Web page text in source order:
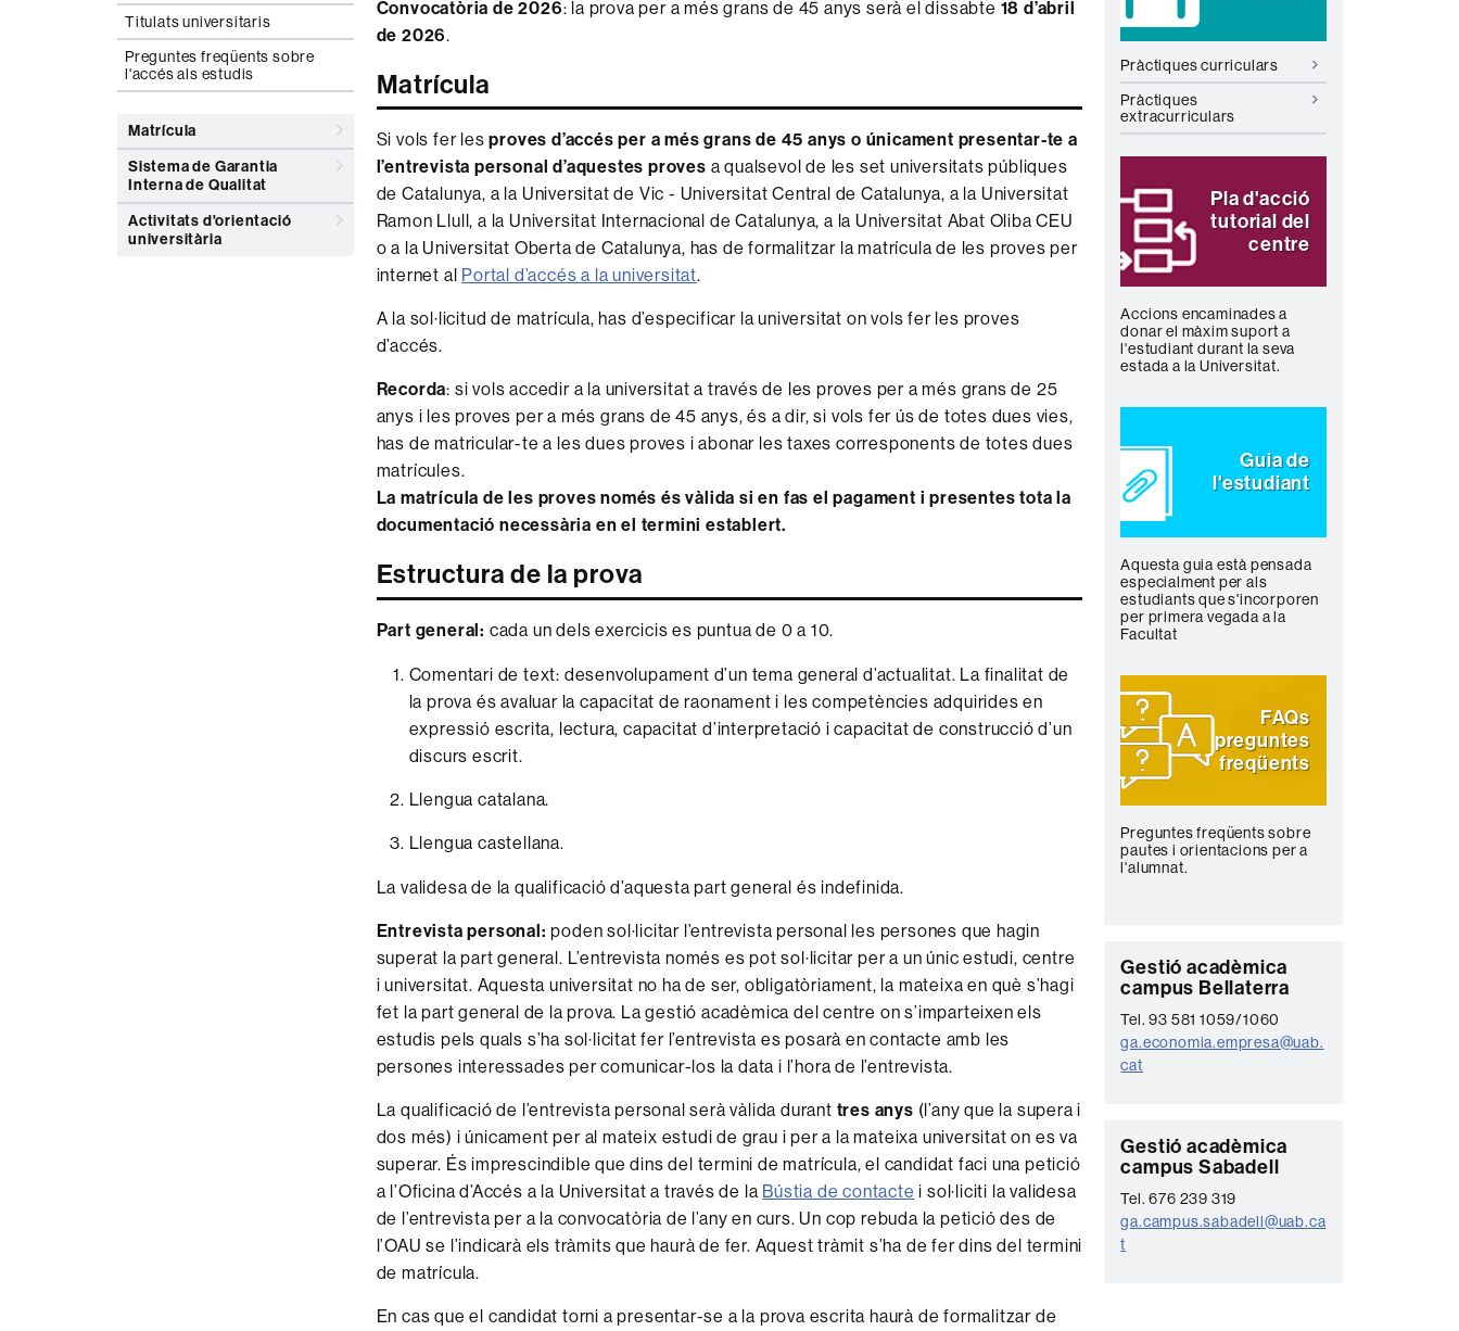
Titulats universitaris
Preguntes freqüents sobre
l'accés als estudis
Matrícula
Sistema de Garantia
Interna de Qualitat
Activitats d'orientació
universitària
Convocatòria de 2026: la prova per a més grans de 45 anys serà el dissabte 18 d’abril
de 2026.
Matrícula
Si vols fer lesproves d’accés per a més grans de 45 anys o únicament presentar-te a
l’entrevista personal d’aquestes proves a qualsevol de les set universitats públiques
de Catalunya, a la Universitat de Vic - Universitat Central de Catalunya, a la Universitat
Ramon Llull, a la Universitat Internacional de Catalunya, a la Universitat Abat Oliba CEU
o a la Universitat Oberta de Catalunya, has de formalitzar la matrícula de les proves per
internet al Portal d’accés a la universitat.
A la sol·licitud de matrícula, has d’especificar la universitat on vols fer les proves
d’accés.
Recorda: si vols accedir a la universitat a través de les proves per a més grans de 25
anys i les proves per a més grans de 45 anys, és a dir, si vols fer ús de totes dues vies,
has de matricular-te a les dues proves i abonar les taxes corresponents de totes dues
matrícules.
La matrícula de les proves només és vàlida si en fas el pagament i presentes tota la
documentació necessària en el termini establert.
Estructura de la prova
Part general: cada un dels exercicis es puntua de 0 a 10.
Comentari de text: desenvolupament d’un tema general d’actualitat. La finalitat de
la prova és avaluar la capacitat de raonament i les competències adquirides en
expressió escrita, lectura, capacitat d’interpretació i capacitat de construcció d’un
discurs escrit.
Llengua catalana.
Llengua castellana.
La validesa de la qualificació d’aquesta part general és indefinida.
Entrevista personal: poden sol·licitar l’entrevista personal les persones que hagin
superat la part general. L’entrevista només es pot sol·licitar per a un únic estudi, centre
i universitat. Aquesta universitat no ha de ser, obligatòriament, la mateixa en què s’hagi
fet la part general de la prova. La gestió acadèmica del centre on s’imparteixen els
estudis pels quals s’ha sol·licitat fer l’entrevista es posarà en contacte amb les
persones interessades per comunicar-los la data i l’hora de l’entrevista.
La qualificació de l’entrevista personal serà vàlida durant tres anys (l’any que la supera i
dos més) i únicament per al mateix estudi de grau i per a la mateixa universitat on es va
superar. És imprescindible que dins del termini de matrícula, el candidat faci una petició
a l’Oficina d’Accés a la Universitat a través de la Bústia de contacte i sol·liciti la validesa
de l’entrevista per a la convocatòria de l’any en curs. Un cop rebuda la petició des de
l’OAU se l’indicarà els tràmits que haurà de fer. Aquest tràmit s’ha de fer dins del termini
de matrícula.
En cas que el candidat torni a presentar-se a la prova escrita haurà de formalitzar de
Pràctiques curriculars
Pràctiques
extracurriculars
Pla d'acció
tutorial del
centre
Accions encaminades a
donar el màxim suport a
l'estudiant durant la seva
estada a la Universitat.
Guia de
l'estudiant
Aquesta guia està pensada
especialment per als
estudiants que s'incorporen
per primera vegada a la
Facultat
FAQs
preguntes
freqüents
Preguntes freqüents sobre
pautes i orientacions per a
l'alumnat.
C
o
n
t
t
e
Gestió acadèmica
campus Bellaterra
Tel. 93 581 1059/1060
ga.economia.empresa@uab.
cat
C
o
n
t
Gestió acadèmica
campus Sabadell
Tel. 676 239 319
ga.campus.sabadell@uab.ca
t